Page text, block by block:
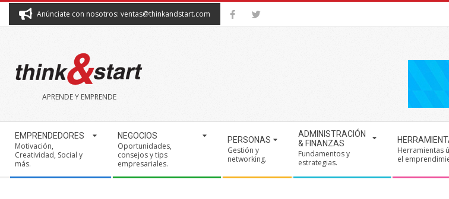
Anúnciate con nosotros: ventas@thinkandstart.com
THINK&START
APRENDE Y EMPRENDE
Navigation
Menu
EMPRENDEDORES
Motivación,
Creatividad, Social y
más.
NEGOCIOS
Oportunidades,
consejos y tips
empresariales.
PERSONAS
Gestión y
networking.
ADMINISTRACIÓN
& FINANZAS
Fundamentos y
estrategias.
Herramientas
el